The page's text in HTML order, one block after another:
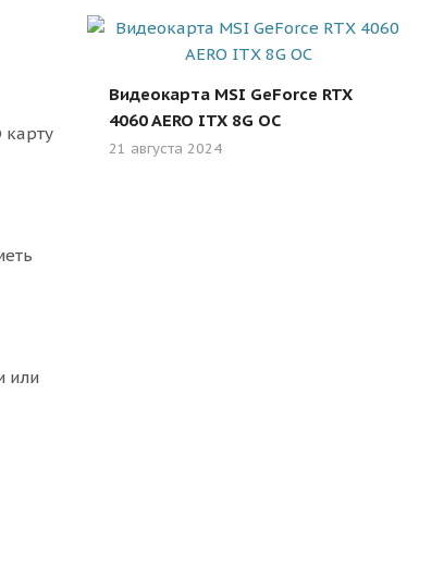
карту
или
Видеокарта MSI GeForce RTX
4060 AERO ITX 8G OC
21 августа 2024